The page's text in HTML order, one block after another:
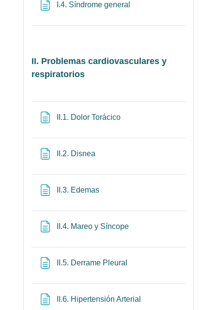
I.4. Síndrome general
II. Problemas cardiovasculares y
respiratorios
II.1. Dolor TorácicoPágina
II.2. Disnea
II.3. EdemasPágina
II.4. Mareo y SíncopePágina
II.5. Derrame Pleural
II.6. Hipertensión Arterial